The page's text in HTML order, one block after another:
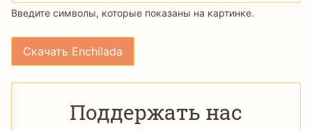
Введите символы, которые показаны на картинке.
Поддержать нас